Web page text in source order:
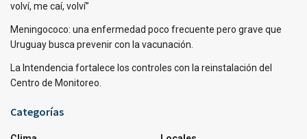
volví, me caí, volví”
Meningococo: una enfermedad poco frecuente pero grave que
Uruguay busca prevenir con la vacunación.
La Intendencia fortalece los controles con la reinstalación del
Centro de Monitoreo.
Categorías